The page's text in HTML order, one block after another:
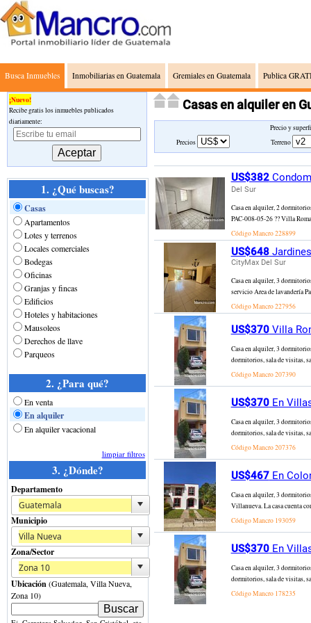
Busca Inmuebles Inmobiliarias en Guatemala Gremiales en Guatemala Publica
Casas en alquiler en
Precio y
Precios
Terreno
US$382
Del Sur
Casa en alquiler, 2
PAC-008-05-26 ?? Villa
Código Mancro228899
US$648Jardines
CityMax Del Sur
Casa en alquiler, 3
servicio Area de lavandería
Código Mancro227956
US$370Villa
Casa en alquiler, 3
dormitorios, sala de visitas,
Código Mancro207390
US$370En
Casa en alquiler, 3
dormitorios, sala de visitas,
Código Mancro207376
US$467En
Casa en alquiler, 3
Villanueva. La casa cuenta
Código Mancro 193059
US$370En
Casa en alquiler, 3
dormitorios, sala de visitas,
Código Mancro 178235
¡Nuevo!
Recibe gratis los inmuebles publicados
diariamente:
1. ¿Qué buscas?
Casas
Apartamentos
Lotes y terrenos
Locales comerciales
Bodegas
Oficinas
Granjas y fincas
Edificios
Hoteles y habitaciones
Mausoleos
Derechos de llave
Parqueos
2. ¿Para qué?
En venta
En alquiler
En alquiler vacacional
limpiar filtros
3. ¿Dónde?
Departamento
Municipio
Zona/Sector
Ubicación(Guatemala, Villa Nueva,
Zona 10)